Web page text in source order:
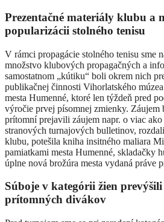
Prezentačné materiály klubu a
popularizácii stolného tenisu
V rámci propagácie stolného tenisu sme
množstvo klubových propagačných a
samostatnom „kútiku“ boli okrem nich
publikačnej činnosti Vihorlatského
mesta Humenné, ktoré len týždeň pred
výročie prvej písomnej zmienky. Záujem
prítomní prejavili záujem napr. o viac
stranových turnajových bulletinov,
klubu, potešila kniha insitného maliara
pamiatkami mesta Humenné, skladačky
úplne nová brožúra mesta vydaná práve
Súboje v kategórii žien
prítomných divákov